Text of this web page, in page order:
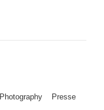
Photography
Presse